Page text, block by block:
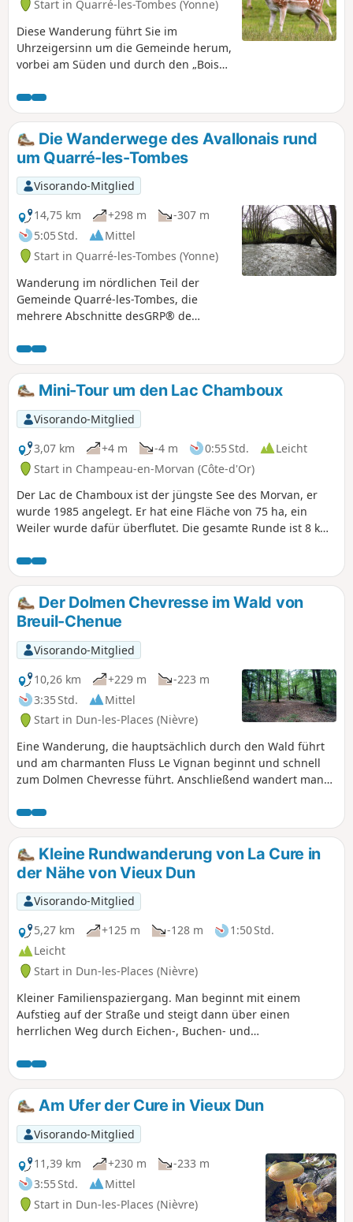
Start in Quarré-les-Tombes (Yonne)
Diese Wanderung führt Sie im
Uhrzeigersinn um die Gemeinde herum,
vorbei am Süden und durch den „Bois
sich von den zahlreichen
Steingrabkammern rund um die Kirche
ab. Sie kommen am Damwildpark
vorbei. Die Tiere sind nicht scheu, und
oft kann man ein oder zwei davon
sehen. Eine eher familienfreundliche
Route. Vergessen Sie nicht, geeignetes
Schuhwerk mitzunehmen.
Die Wanderwege des Avallonais rund
um Quarré-les-Tombes
Visorando-Mitglied
14,75 km
+298 m
-307 m
5:05 Std.
Mittel
Start in Quarré-les-Tombes (Yonne)
Wanderung im nördlichen Teil der
Gemeinde Quarré-les-Tombes, die
mehrere Abschnitte desGRP® de
Morvan durchquert. Der
Höhenunterschied ist trotz zweier
größerer Aufstiege recht gering. Die
Wanderung führt über eine Vielzahl von
Wegen und kleinen Straßen. Entlang
der gesamten Strecke gibt es einige
kleine Aussichtspunkte.
Mini-Tour um den Lac Chamboux
Visorando-Mitglied
3,07 km
+4 m -4 m 0:55 Std.
Leicht
Start in Champeau-en-Morvan (Côte-d'Or)
Der Lac de Chamboux ist der jüngste See des Morvan, er
wurde 1985 angelegt. Er hat eine Fläche von 75 ha, ein
Weiler wurde dafür überflutet. Die gesamte Runde ist 8 km
die nur etwa 1 Stunde Zeit haben, gibt es eine verkürzte
Route über zwei Brücken.
Der Dolmen Chevresse im Wald von
Breuil-Chenue
Visorando-Mitglied
10,26 km
+229 m
-223 m
3:35 Std.
Mittel
Start in Dun-les-Places (Nièvre)
Eine Wanderung, die hauptsächlich durch den Wald führt
und am charmanten Fluss Le Vignan beginnt und schnell
zum Dolmen Chevresse führt. Anschließend wandert man
häufiger vorkommen als Eichen, die diesem Gebirge früher
seinen Namen gaben.
Kleine Rundwanderung von La Cure in
der Nähe von Vieux Dun
Visorando-Mitglied
5,27 km
+125 m -128 m
1:50 Std.
Leicht
Start in Dun-les-Places (Nièvre)
Kleiner Familienspaziergang. Man beginnt mit einem
Aufstieg auf der Straße und steigt dann über einen
herrlichen Weg durch Eichen-, Buchen- und
zum Ausgangspunkt hinaufsteigt.
Am Ufer der Cure in Vieux Dun
Visorando-Mitglied
11,39 km
+230 m
-233 m
3:55 Std.
Mittel
Start in Dun-les-Places (Nièvre)